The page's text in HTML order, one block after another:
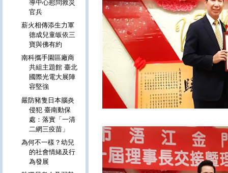
導中心慰問救災
官兵
薪火相傳添生力軍
德成兒童皈依三
寶與佛有約
南科攜手園區廠商
共組主題館 臺北
國際光電大展陣
容堅強
嚴防豬隻日本腦炎
侵犯 臺南動保
處：落實「一清
二網三疫苗」
為何不一樣？幼兒
的社會情緒及行
為發展